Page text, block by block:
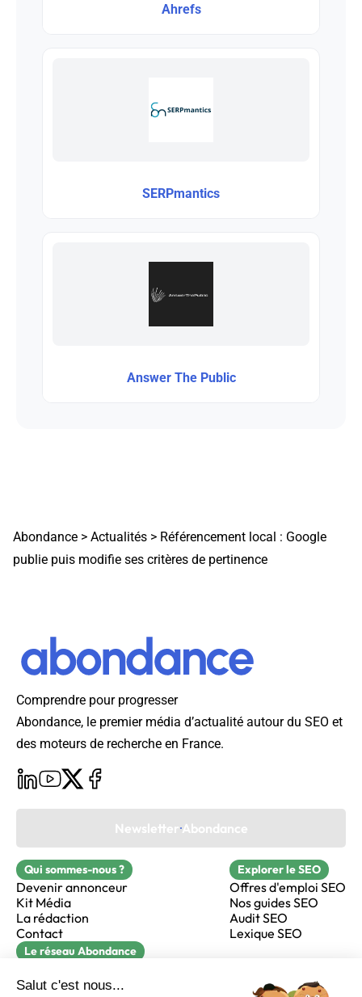
Ahrefs
SERPmantics
Answer The Public
Abondance > Actualités > Référencement local : Google
publie puis modifie ses critères de pertinence
Comprendre pour progresser
Abondance, le premier média d’actualité autour du SEO et
des moteurs de recherche en France.
Newsletter Abondance
Qui sommes-nous ?
Devenir annonceur
Kit Média
La rédaction
Contact
Explorer le SEO
Offres d'emploi SEO
Nos guides SEO
Audit SEO
Lexique SEO
Le réseau Abondance
Réacteur